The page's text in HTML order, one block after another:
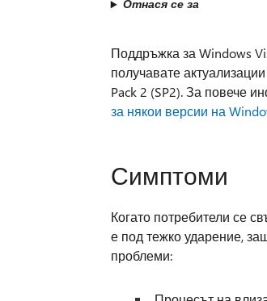
Отнася се за
Поддръжка за Windows
получавате
Pack 2 (SP2). За повече
за някои версии на
Симптоми
Когато потребители се
е под тежко ударение,
проблеми: